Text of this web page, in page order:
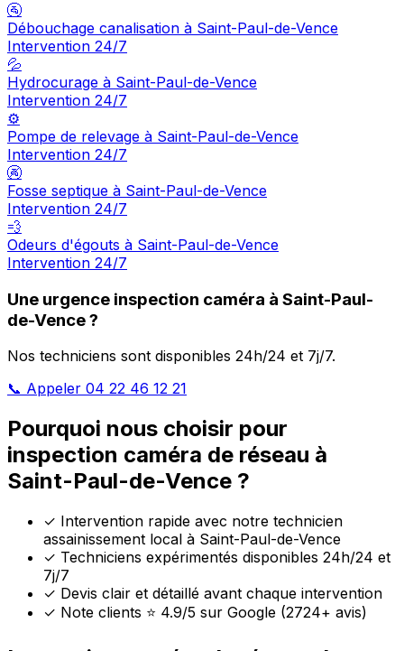
🚰
Débouchage canalisation à Saint-Paul-de-Vence
Intervention 24/7
💦
Hydrocurage à Saint-Paul-de-Vence
Intervention 24/7
⚙️
Pompe de relevage à Saint-Paul-de-Vence
Intervention 24/7
🚱
Fosse septique à Saint-Paul-de-Vence
Intervention 24/7
💨
Odeurs d'égouts à Saint-Paul-de-Vence
Intervention 24/7
Une urgence inspection caméra à Saint-Paul-
de-Vence ?
Nos techniciens sont disponibles 24h/24 et 7j/7.
📞 Appeler 04 22 46 12 21
Pourquoi nous choisir pour
inspection caméra de réseau à
Saint-Paul-de-Vence ?
✓ Intervention rapide avec notre technicien
assainissement local à Saint-Paul-de-Vence
✓ Techniciens expérimentés disponibles 24h/24 et
7j/7
✓ Devis clair et détaillé avant chaque intervention
✓ Note clients ⭐ 4.9/5 sur Google (2724+ avis)